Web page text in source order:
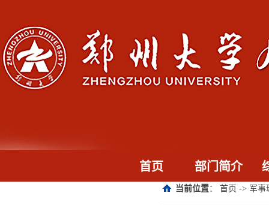
首页 部门简介
当前位置： 首页 -> 军事